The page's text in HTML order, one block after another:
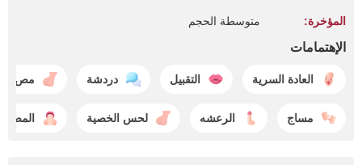
المؤخرة: متوسطة الحجم
الإهتمامات
العادة السرية التقبيل دردشة مص
مساج الرعشه لحس الخصية المص